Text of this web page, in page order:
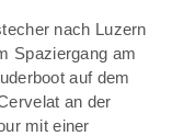
nach Luzern
Spaziergang am
auf dem
an der
mit einer